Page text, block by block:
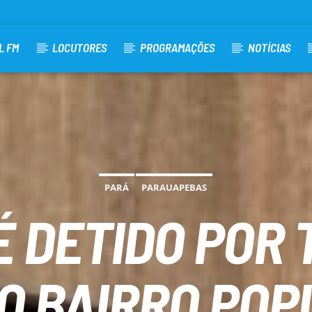
FM LOCUTORES PROGRAMAÇÕES NOTÍCIAS
PARÁ PARAUAPEBAS
DETIDO POR